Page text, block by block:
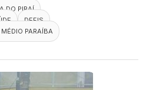
DO PIRAÍ
DEFIS
MÉDIO PARAÍBA